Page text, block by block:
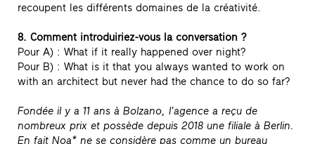
recoupent les différents domaines de la créativité.
8. Comment introduiriez-vous la conversation ?
Pour A) : What if it really happened over night?
Pour B) : What is it that you always wanted to work on
with an architect but never had the chance to do so far?
Fondée il y a 11 ans à Bolzano, l’agence a reçu de
nombreux prix et possède depuis 2018 une filiale à Berlin.
En fait Noa* ne se considère pas comme un bureau